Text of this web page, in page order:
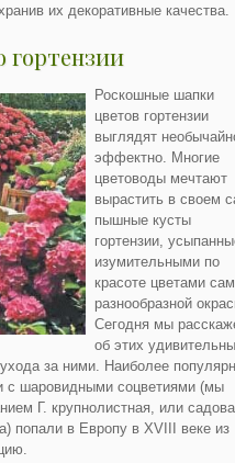
их декоративные качества.
Роскошные шапки
цветов гортензии
выглядят
эффектно. Многие
цветоводы мечтают
вырастить в своем
пышные кусты
гортензии,
изумительными по
красоте цветами
разнообразной
Сегодня мы
об этих
за ними. Наиболее
с шаровидными соцветиями (мы
Г. крупнолистная, или
попали в Европу в XVIII веке из